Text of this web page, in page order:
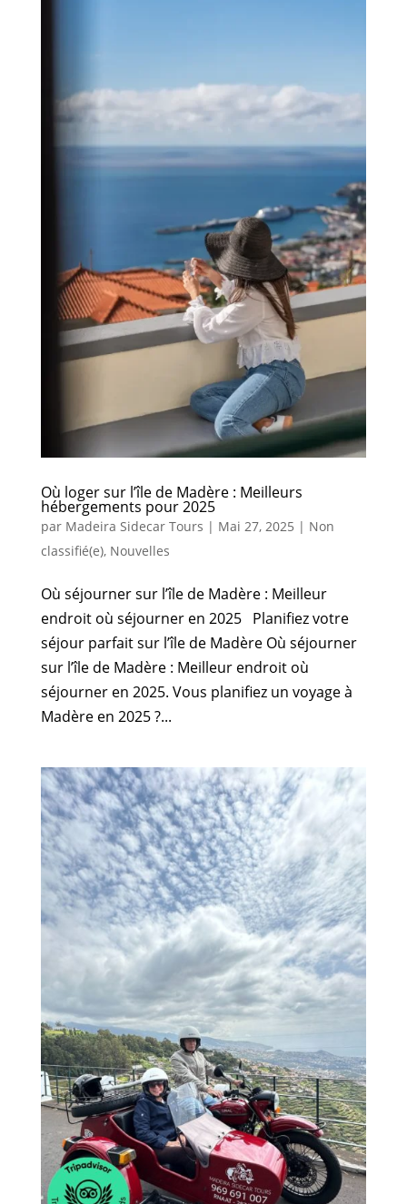
Où loger sur l’île de Madère : Meilleurs
hébergements pour 2025
par Madeira Sidecar Tours | Mai 27, 2025 | Non
classifié(e), Nouvelles
Où séjourner sur l’île de Madère : Meilleur
endroit où séjourner en 2025 Planifiez votre
séjour parfait sur l’île de Madère Où séjourner
sur l’île de Madère : Meilleur endroit où
séjourner en 2025. Vous planifiez un voyage à
Madère en 2025 ?...